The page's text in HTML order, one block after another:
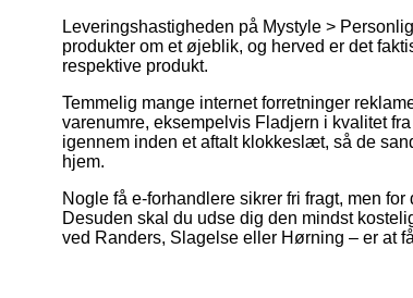
Leveringshastigheden på Mystyle >
produkter om et øjeblik, og herved er det
respektive produkt.
Temmelig mange internet forretninger
varenumre, eksempelvis Fladjern i kvalitet
igennem inden et aftalt klokkeslæt, så de
hjem.
Nogle få e-forhandlere sikrer fri fragt, men
Desuden skal du udse dig den mindst
ved Randers, Slagelse eller Hørning – er at